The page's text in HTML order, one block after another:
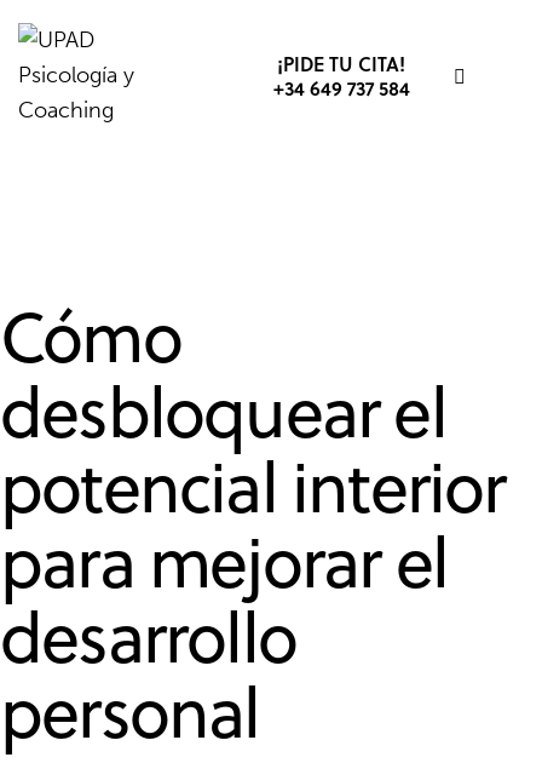
¡PIDE TU CITA!
+34 649 737 584
Cómo
desbloquear el
potencial interior
para mejorar el
desarrollo
personal